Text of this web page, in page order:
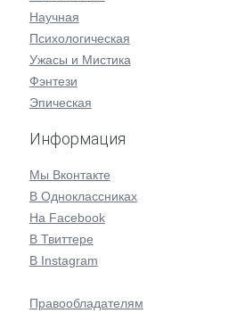
Научная
Психологическая
Ужасы и Мистика
Фэнтези
Эпическая
Информация
Мы Вконтакте
В Одноклассниках
На Facebook
В Твиттере
В Instagram
Правообладателям